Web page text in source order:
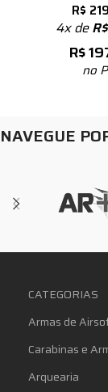
R$
4x deR$
R$
no
NAVEGUE
CATEGORIAS
Armas de
Carabinas e
Arquearia